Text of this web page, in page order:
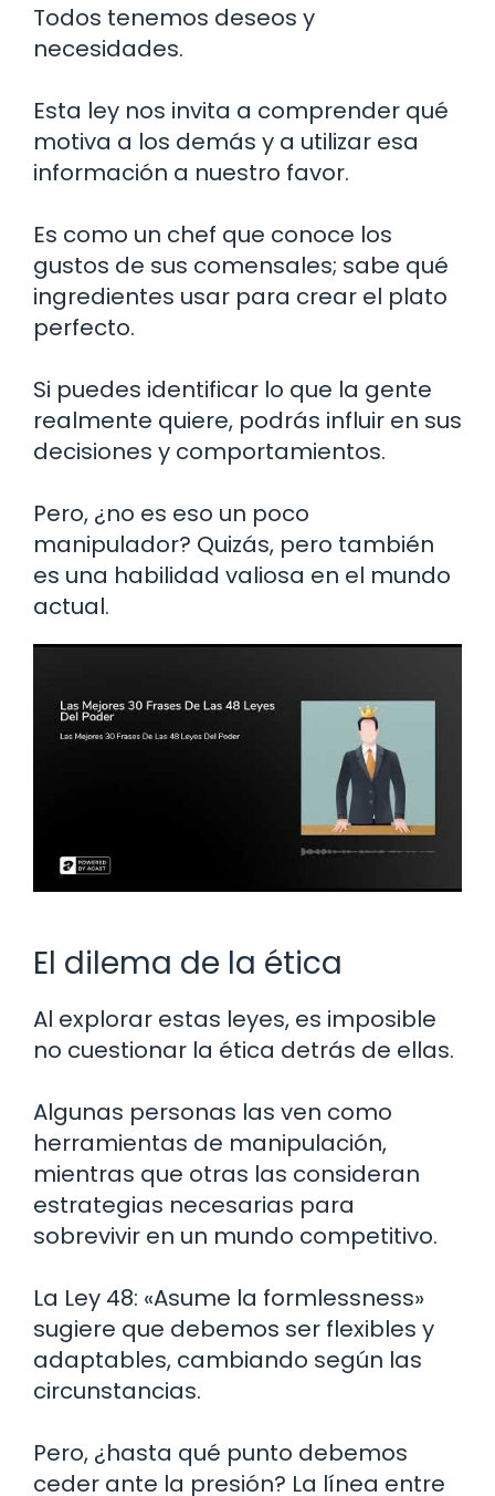
Todos tenemos deseos y
necesidades.
Esta ley nos invita a comprender qué
motiva a los demás y a utilizar esa
información a nuestro favor.
Es como un chef que conoce los
gustos de sus comensales; sabe qué
ingredientes usar para crear el plato
perfecto.
Si puedes identificar lo que la gente
realmente quiere, podrás influir en sus
decisiones y comportamientos.
Pero, ¿no es eso un poco
manipulador? Quizás, pero también
es una habilidad valiosa en el mundo
actual.
El dilema de la ética
Al explorar estas leyes, es imposible
no cuestionar la ética detrás de ellas.
Algunas personas las ven como
herramientas de manipulación,
mientras que otras las consideran
estrategias necesarias para
sobrevivir en un mundo competitivo.
La Ley 48: «Asume la formlessness»
sugiere que debemos ser flexibles y
adaptables, cambiando según las
circunstancias.
Pero, ¿hasta qué punto debemos
ceder ante la presión? La línea entre